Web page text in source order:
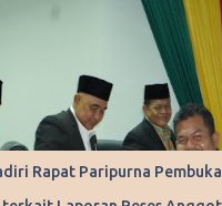
Agung mendapatkan
Pekanbaru saat ini tengah
progam tentang
mendapatkan undangan
"Kami mendapatkan
tentang bagaimana
Rapat Paripurna